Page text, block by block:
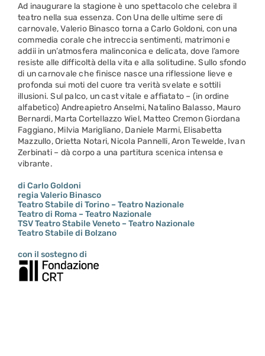
Ad inaugurare la stagione è uno spettacolo che celebra il
teatro nella sua essenza. Con Una delle ultime sere di
carnovale, Valerio Binasco torna a Carlo Goldoni, con una
commedia corale che intreccia sentimenti, matrimoni e
addii in un’atmosfera malinconica e delicata, dove l’amore
resiste alle difficoltà della vita e alla solitudine. Sullo sfondo
di un carnovale che finisce nasce una riflessione lieve e
profonda sui moti del cuore tra verità svelate e sottili
illusioni. Sul palco, un cast vitale e affiatato – (in ordine
alfabetico) Andreapietro Anselmi, Natalino Balasso, Mauro
Bernardi, Marta Cortellazzo Wiel, Matteo Cremon Giordana
Faggiano, Milvia Marigliano, Daniele Marmi, Elisabetta
Mazzullo, Orietta Notari, Nicola Pannelli, Aron Tewelde, Ivan
Zerbinati – dà corpo a una partitura scenica intensa e
vibrante.
di Carlo Goldoni
regia Valerio Binasco
Teatro Stabile di Torino – Teatro Nazionale
Teatro di Roma – Teatro Nazionale
TSV Teatro Stabile Veneto – Teatro Nazionale
Teatro Stabile di Bolzano
con il sostegno di